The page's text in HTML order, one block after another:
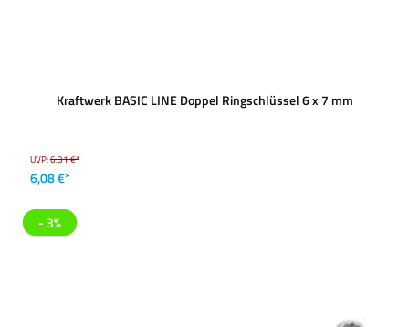
Kraftwerk BASIC LINE Doppel Ringschlüssel 6 x 7 mm
UVP:6,31 €*
6,08 €*
- 3%